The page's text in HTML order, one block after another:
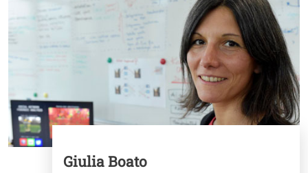
Giulia Boato